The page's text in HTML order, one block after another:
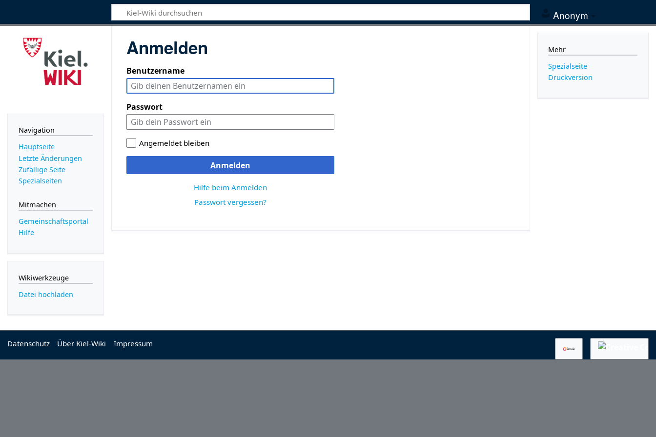
Anonym
Anmelden
Benutzername
Passwort
Angemeldet bleiben
Anmelden
Hilfe beim Anmelden
Passwort vergessen?
Navigation
Hauptseite
Letzte Änderungen
Zufällige Seite
Spezialseiten
Mitmachen
Gemeinschafts­portal
Hilfe
Wikiwerkzeuge
Datei hochladen
Mehr
Spezialseite
Druckversion
Datenschutz Über Kiel-Wiki Impressum